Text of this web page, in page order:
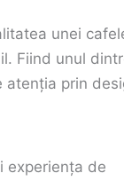
unei
Fiind unul
atenția prin
experiența de